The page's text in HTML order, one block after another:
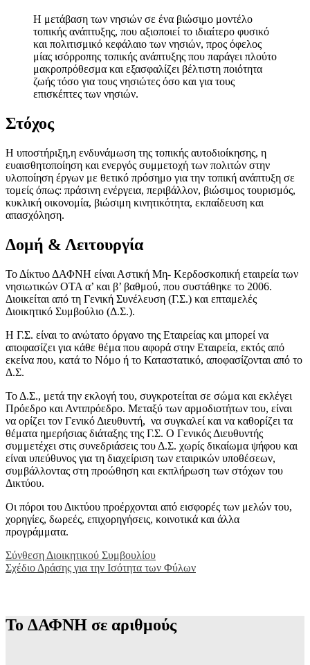
Η μετάβαση των νησιών σε ένα βιώσιμο μοντέλο
τοπικής ανάπτυξης, που αξιοποιεί το ιδιαίτερο φυσικό
και πολιτισμικό κεφάλαιο των νησιών, προς όφελος
μίας ισόρροπης τοπικής ανάπτυξης που παράγει πλούτο
μακροπρόθεσμα και εξασφαλίζει βέλτιστη ποιότητα
ζωής τόσο για τους νησιώτες όσο και για τους
επισκέπτες των νησιών.
Στόχος
Η υποστήριξη,η ενδυνάμωση της τοπικής αυτοδιοίκησης, η
ευαισθητοποίηση και ενεργός συμμετοχή των πολιτών στην
υλοποίηση έργων με θετικό πρόσημο για την τοπική ανάπτυξη σε
τομείς όπως: πράσινη ενέργεια, περιβάλλον, βιώσιμος τουρισμός,
κυκλική οικονομία, βιώσιμη κινητικότητα, εκπαίδευση και
απασχόληση.
Δομή & Λειτουργία
Το Δίκτυο ΔΑΦΝΗ είναι Αστική Μη- Κερδοσκοπική εταιρεία των
νησιωτικών ΟΤΑ α’ και β’ βαθμού, που συστάθηκε το 2006.
Διοικείται από τη Γενική Συνέλευση (Γ.Σ.) και επταμελές
Διοικητικό Συμβούλιο (Δ.Σ.).
Η Γ.Σ. είναι το ανώτατο όργανο της Εταιρείας και μπορεί να
αποφασίζει για κάθε θέμα που αφορά στην Εταιρεία, εκτός από
εκείνα που, κατά το Νόμο ή το Καταστατικό, αποφασίζονται από το
Δ.Σ.
Το Δ.Σ., μετά την εκλογή του, συγκροτείται σε σώμα και εκλέγει
Πρόεδρο και Αντιπρόεδρο. Μεταξύ των αρμοδιοτήτων του, είναι
να ορίζει τον Γενικό Διευθυντή, να συγκαλεί και να καθορίζει τα
θέματα ημερήσιας διάταξης της Γ.Σ. Ο Γενικός Διευθυντής
συμμετέχει στις συνεδριάσεις του Δ.Σ. χωρίς δικαίωμα ψήφου και
είναι υπεύθυνος για τη διαχείριση των εταιρικών υποθέσεων,
συμβάλλοντας στη προώθηση και εκπλήρωση των στόχων του
Δικτύου.
Οι πόροι του Δικτύου προέρχονται από εισφορές των μελών του,
χορηγίες, δωρεές, επιχορηγήσεις, κοινοτικά και άλλα
προγράμματα.
Σύνθεση Διοικητικού Συμβουλίου
Σχέδιο Δράσης για την Ισότητα των Φύλων
Το ∆ΑΦΝΗ σε αριθμούς